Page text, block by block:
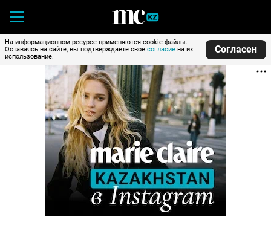
На информационном ресурсе применяются cookie-файлы.
Оставаясь на сайте, вы подтверждаете свое согласие на их
использование.
Согласен